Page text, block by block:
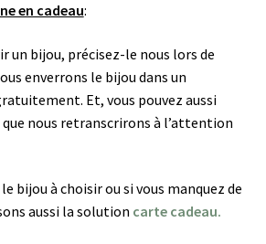
en cadeau:
un bijou, précisez-le nous lors de
enverrons le bijou dans un
Et, vous pouvez aussi
nous retranscrirons à l’attention
bijou à choisir ou si vous manquez de
aussi la solution carte cadeau.